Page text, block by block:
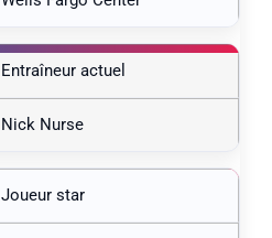
Entraîneur actuel
Nick Nurse
Joueur star